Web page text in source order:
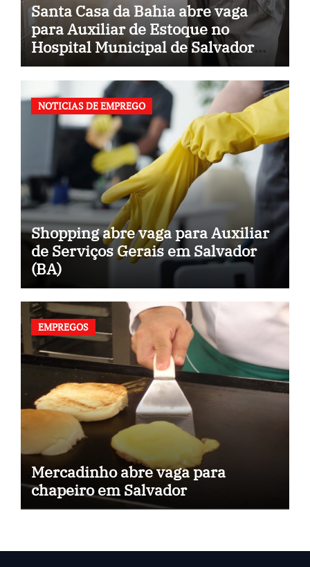
Santa Casa da Bahia abre vaga
para Auxiliar de Estoque no
Hospital Municipal de Salvador
(BA)
NOTICIAS DE EMPREGO
Shopping abre vaga para Auxiliar
de Serviços Gerais em Salvador
(BA)
EMPREGOS
Mercadinho abre vaga para
chapeiro em Salvador